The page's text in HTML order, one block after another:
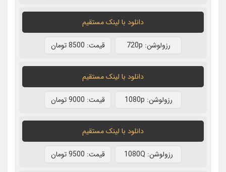
دانلود با لينک مستقيم
رزولوشن: 720p قيمت: 8500 تومان
دانلود با لينک مستقيم
رزولوشن: 1080p قيمت: 9000 تومان
دانلود با لينک مستقيم
رزولوشن: 1080Q قيمت: 9500 تومان